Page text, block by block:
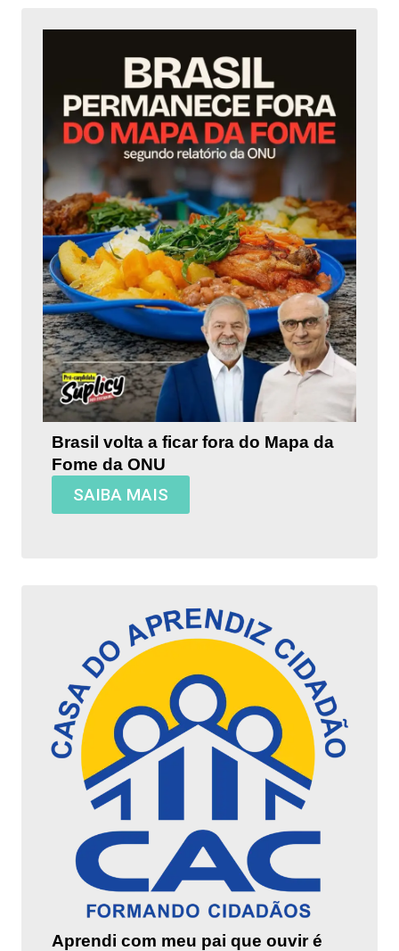
Brasil volta a ficar fora do Mapa da
Fome da ONU
SAIBA MAIS
Aprendi com meu pai que ouvir é